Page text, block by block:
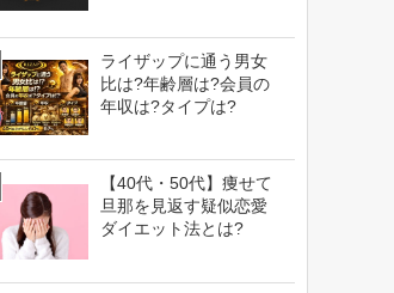
ライザップに通う男女
比は?年齢層は?会員の
年収は?タイプは?
【40代・50代】痩せて
旦那を見返す疑似恋愛
ダイエット法とは?